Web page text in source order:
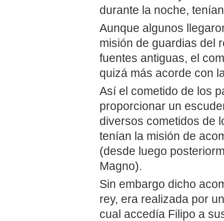
durante la noche,
Aunque algunos
misión de guardias del
fuentes antiguas, el
quizá más acorde con
Así el cometido de los
proporcionar un
diversos cometidos de
tenían la misión de
(desde luego
Magno).
Sin embargo dicho
rey, era realizada por
cual accedía Filipo a